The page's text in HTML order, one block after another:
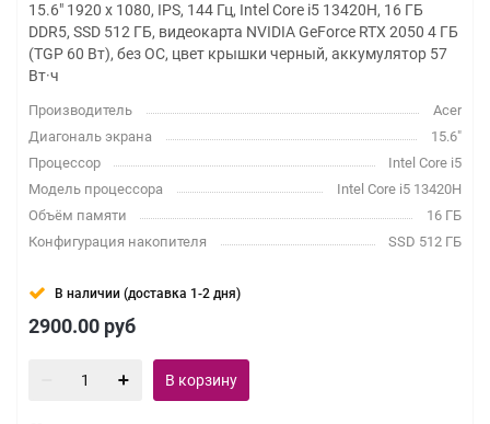
15.6" 1920 x 1080, IPS, 144 Гц, Intel Core i5 13420H, 16 ГБ
DDR5, SSD 512 ГБ, видеокарта NVIDIA GeForce RTX 2050 4 ГБ
(TGP 60 Вт), без ОС, цвет крышки черный, аккумулятор 57
Вт·ч
Производитель
Acer
Диагональ экрана
15.6"
Процессор
Intel Core i5
Модель процессора
Intel Core i5 13420H
Объём памяти
16 ГБ
Конфигурация накопителя
SSD 512 ГБ
В наличии (доставка 1-2 дня)
2900.00 руб
В корзину